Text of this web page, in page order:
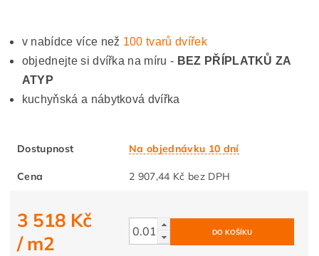
v nabídce více než 100 tvarů dvířek
objednejte si dvířka na míru - BEZ PŘÍPLATKŮ ZA
ATYP
kuchyňská a nábytková dvířka
Dostupnost Na objednávku 10 dní
Cena 2 907,44 Kč bez DPH
3 518 Kč
/ m2